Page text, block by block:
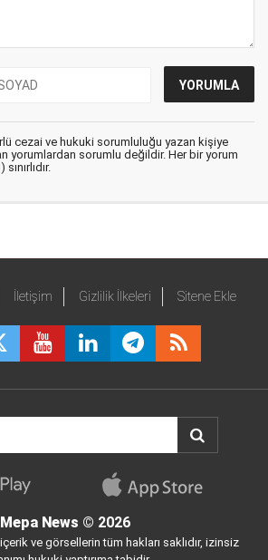
cezai ve hukuki sorumluluğu yazan kişiye
yorumlardan sorumlu değildir. Her bir yorum
İletişim Gizlilik İlkeleri Sitene Ekle
Mepa News © 2026
ve görsellerin tüm hakları saklıdır, izinsiz